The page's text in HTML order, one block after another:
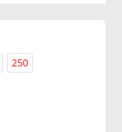
250